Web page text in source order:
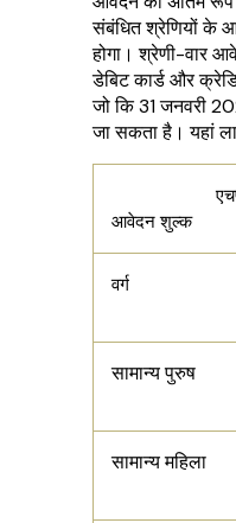
संबंधित श्रेणियों के
होगा। श्रेणी-वार
डेबिट कार्ड और
जो कि 31 जनवरी
जा सकता है। यहां
आवेदन शुल्क
वर्ग
सामान्य पुरुष
सामान्य महिला